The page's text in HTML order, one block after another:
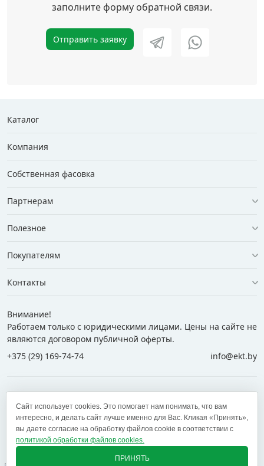
заполните форму обратной связи.
Отправить заявку
Каталог
Компания
Собственная фасовка
Партнерам
Полезное
Покупателям
Контакты
Внимание!
Работаем только с юридическими лицами. Цены на сайте не
являются договором публичной оферты.
+375 (29) 169-74-74
info@ekt.by
+375 (17) 269-74-74
zakaz@ekt.by
Оставить отзыв
Сайт использует cookies. Это помогает нам понимать, что вам
интересно, и делать сайт лучше именно для Вас. Кликая «Принять»,
вы даете согласие на обработку файлов cookie в соответствии с
политикой обработки файлов cookies.
ПРИНЯТЬ